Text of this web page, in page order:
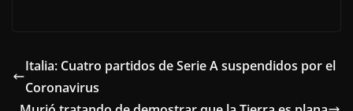
e
b
t
t
t
k
e
Italia: Cuatro partidos de Serie A suspendidos por el
Coronavirus